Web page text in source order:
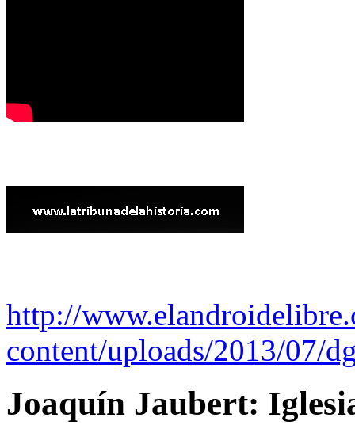
http://
content/uploads/2013/07/
Joaquín Jaubert: